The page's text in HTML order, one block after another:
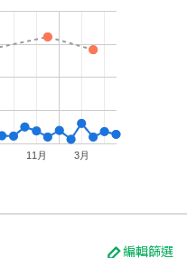
11月 3月
編輯篩選